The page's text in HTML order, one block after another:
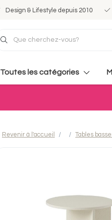
Design & Lifestyle depuis 2010
Toutes les catégories
Revenir à l'accueil Tables